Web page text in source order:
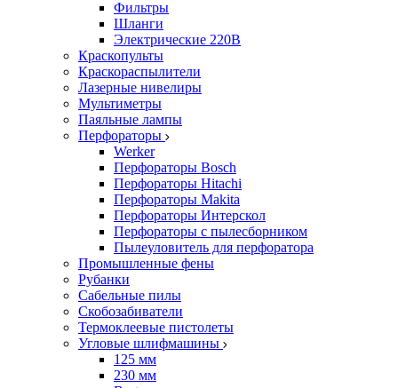
Фильтры
Шланги
Электрические 220В
Краскопульты
Краскораспылители
Лазерные нивелиры
Мультиметры
Паяльные лампы
Перфораторы
Werker
Перфораторы Bosch
Перфораторы Hitachi
Перфораторы Makita
Перфораторы Интерскол
Перфораторы с пылесборником
Пылеуловитель для перфоратора
Промышленные фены
Рубанки
Сабельные пилы
Скобозабиватели
Термоклеевые пистолеты
Угловые шлифмашины
125 мм
230 мм